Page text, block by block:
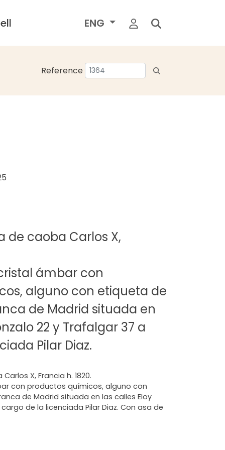
ENG
Reference
de caoba Carlos X,
ámbar con
alguno con etiqueta de
de Madrid situada en
22 y Trafalgar 37 a
Pilar Diaz.
X, Francia h. 1820.
con productos químicos, alguno con
de Madrid situada en las calles Eloy
de la licenciada Pilar Diaz. Con asa de